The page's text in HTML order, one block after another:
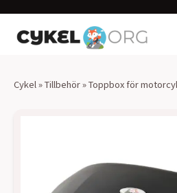
Cykel »Tillbehör»Toppbox för